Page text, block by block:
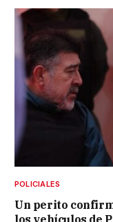
POLICIALES
Un perito
los vehículos de